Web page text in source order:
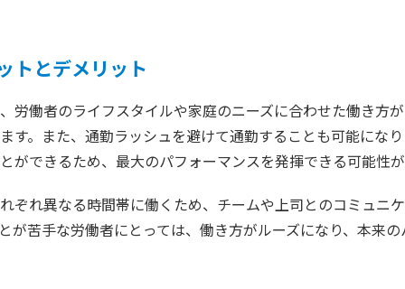
トとデメリット
働者のライフスタイルや家庭のニーズに合わせた働き方
す。また、通勤ラッシュを避けて通勤することも可能にな
ができるため、最大のパフォーマンスを発揮できる可能性
れ異なる時間帯に働くため、チームや上司とのコミュニ
が苦手な労働者にとっては、働き方がルーズになり、本来